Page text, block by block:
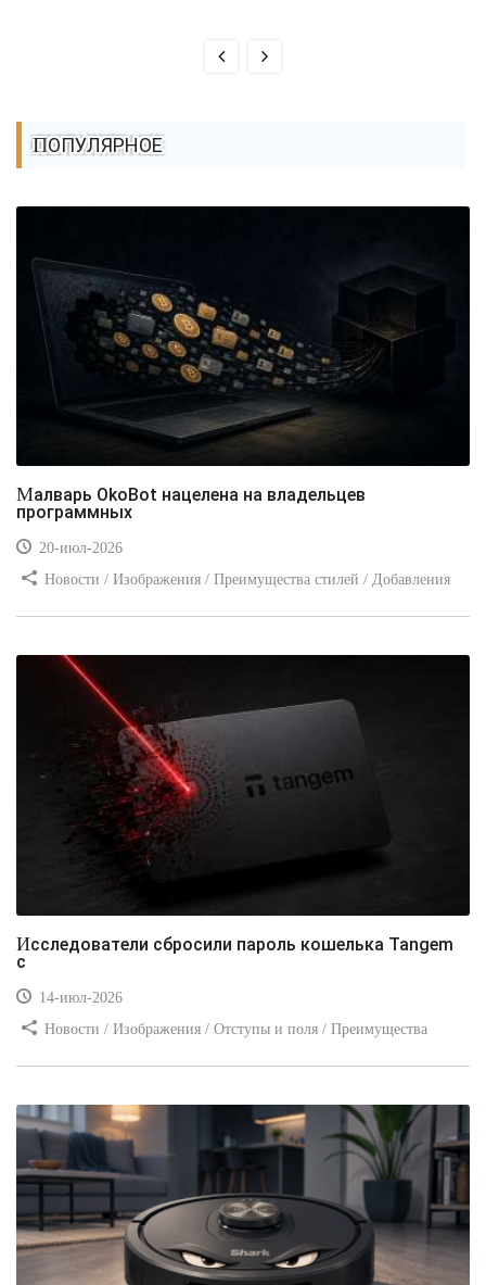
ПОПУЛЯРНОЕ
Малварь OkoBot нацелена на владельцев
программных
20-июл-2026
Новости / Изображения / Преимущества стилей / Добавления
Исследователи сбросили пароль кошелька Tangem
с
14-июл-2026
Новости / Изображения / Отступы и поля / Преимущества